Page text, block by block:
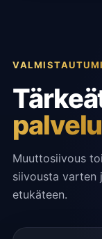
Muuttosiivous
siivousta varten
etukäteen.